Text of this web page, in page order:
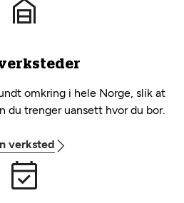
omkring i hele Norge, slik at
du trenger uansett hvor du bor.
verksted